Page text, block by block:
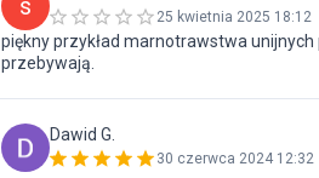
s 25 kwietnia 2025 18:12
piękny przykład marnotrawstwa
przebywają.
Dawid G.
30 czerwca 2024 12:32